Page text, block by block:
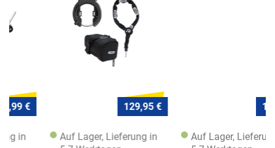
129,95 €
Auf Lager, Lieferung in
Auf Lager, Lieferung in